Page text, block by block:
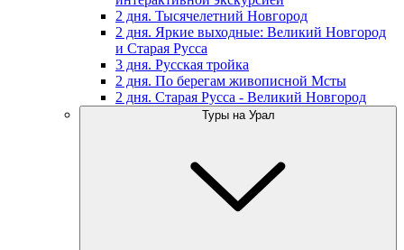
2 дня. Тысячелетний Новгород
2 дня. Яркие выходные: Великий Новгород
и Старая Русса
3 дня. Русская тройка
2 дня. По берегам живописной Мсты
2 дня. Старая Русса - Великий Новгород
Туры на Урал